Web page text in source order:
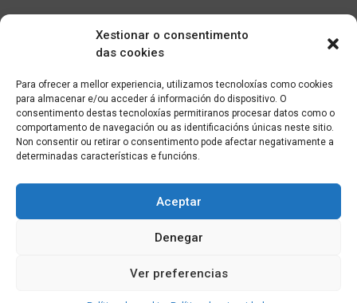
Xestionar o consentimento
das cookies
Para ofrecer a mellor experiencia, utilizamos tecnoloxías como cookies
para almacenar e/ou acceder á información do dispositivo. O
consentimento destas tecnoloxías permitiranos procesar datos como o
comportamento de navegación ou as identificacións únicas neste sitio.
Non consentir ou retirar o consentimento pode afectar negativamente a
determinadas características e funcións.
Aceptar
Denegar
Ver preferencias